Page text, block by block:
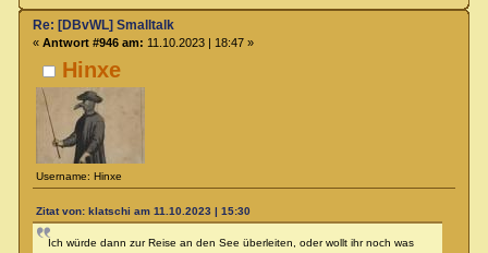
Hinxe
Username: Hinxe
Re: [DBvWL] Smalltalk
« Antwort #946 am: 11.10.2023 | 18:47 »
Zitat von: klatschi am 11.10.2023 | 15:30
Ich würde dann zur Reise an den See überleiten, oder wollt ihr noch was